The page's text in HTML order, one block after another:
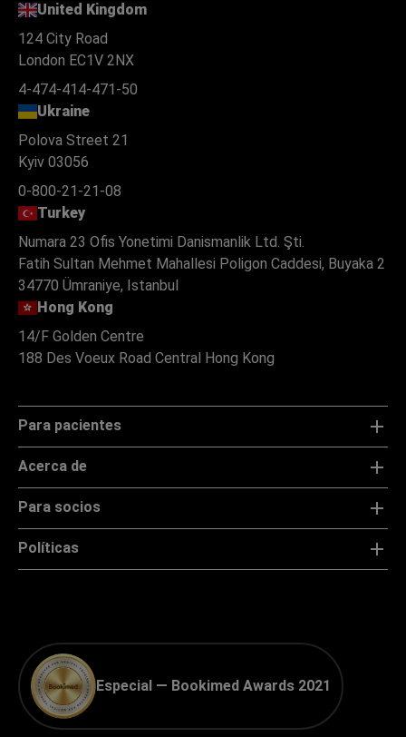
United Kingdom
124 City Road
London EC1V 2NX
4-474-414-471-50
Ukraine
Polova Street 21
Kyiv 03056
0-800-21-21-08
Turkey
Numara 23 Ofis Yonetimi Danismanlik Ltd. Şti.
Fatih Sultan Mehmet Mahallesi Poligon Caddesi, Buyaka 2
34770 Ümraniye, Istanbul
Hong Kong
14/F Golden Centre
188 Des Voeux Road Central Hong Kong
Para pacientes
Acerca de
Para socios
Políticas
Especial — Bookimed Awards 2021